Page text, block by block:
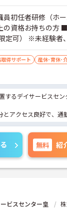
初任者研修（ホ
の資格お持ちの方
者、無資格者応相
得サポート
産休･育休･
するデイサービスセン
とアクセス良好で、通
が丁寧に指導しますの
。子育て応援求人とし
も柔軟に対応可能。職
い環境が整っています
ークも可能♪
で、お気軽にご相談く
無料 紹
ビスセンター皇